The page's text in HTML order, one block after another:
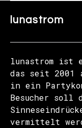
lunastrom
lunastrom ist
das seit 2001
in ein
Besucher
vermittelt